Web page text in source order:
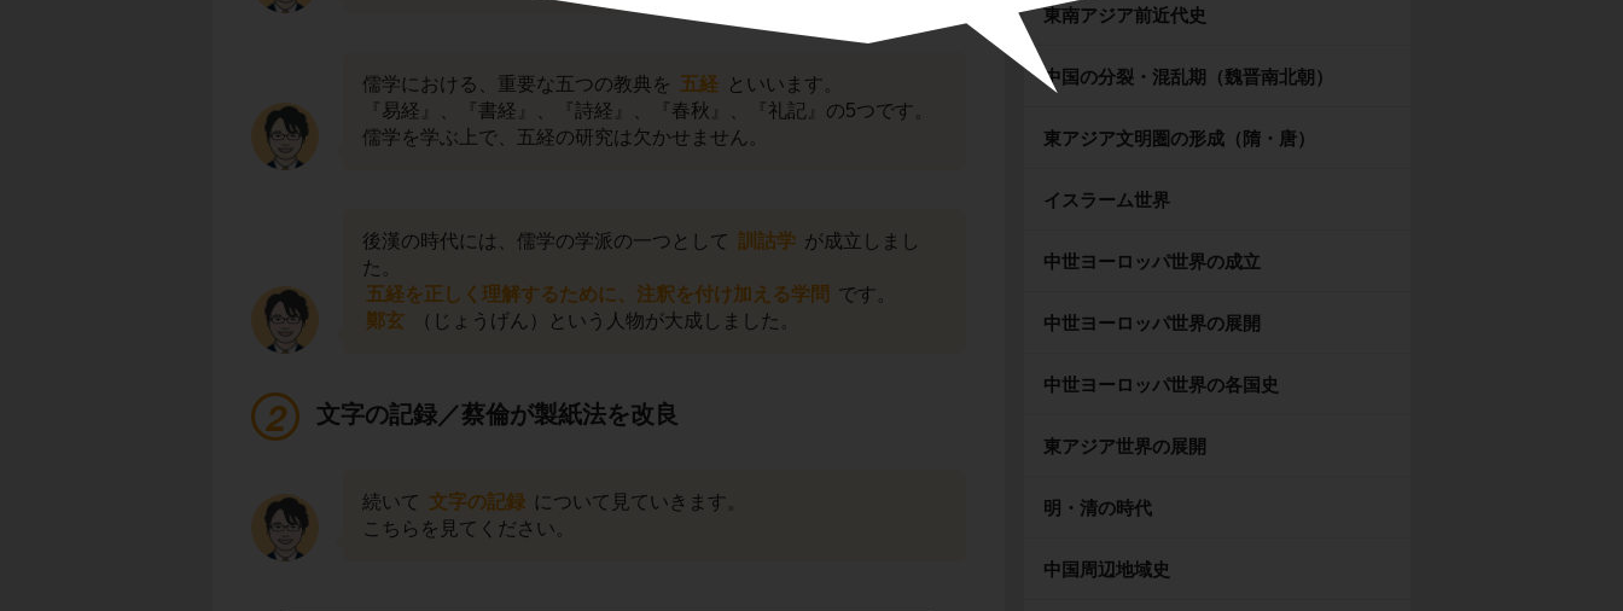
儒学における、重要な五つの教典を 五経 といいます。
『易経』、『書経』、『詩経』、『春秋』、『礼記』の5つです。
儒学を学ぶ上で、五経の研究は欠かせません。
後漢の時代には、儒学の学派の一つとして 訓詁学 が成立しまし
た。
五経を正しく理解するために、注釈を付け加える学問 です。
鄭玄
（じょうげん）という人物が大成しました。
文字の記録／蔡倫が製紙法を改良
続いて 文字の記録 について見ていきます。
こちらを見てください。
東南アジア前近代史
中国の分裂・混乱期（魏晋南北朝）
東アジア文明圏の形成（隋・唐）
イスラーム世界
中世ヨーロッパ世界の成立
中世ヨーロッパ世界の展開
中世ヨーロッパ世界の各国史
東アジア世界の展開
明・清の時代
中国周辺地域史